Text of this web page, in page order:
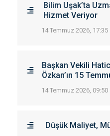
Bilim Uşak’ta
Hizmet Veriyor
14 Temmuz 2026, 17:35
Başkan Vekili
Özkan’ın 15
14 Temmuz 2026, 09:50
Düşük Maliyet,